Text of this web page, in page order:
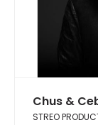
Chus &
STREO